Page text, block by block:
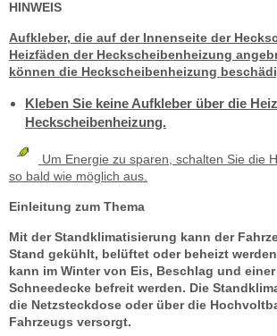
HINWEIS
Aufkleber, die auf der Innenseite der
Heizfäden der Heckscheibenheizung
können die Heckscheibenheizung
Kleben Sie keine Aufkleber über die
Heckscheibenheizung.
Um Energie zu sparen, schalten Sie die
so bald wie möglich aus.
Einleitung zum Thema
Mit der Standklimatisierung kann der
Stand gekühlt, belüftet oder beheizt
kann im Winter von Eis, Beschlag und
Schneedecke befreit werden. Die
die Netzsteckdose oder über die
Fahrzeugs versorgt.